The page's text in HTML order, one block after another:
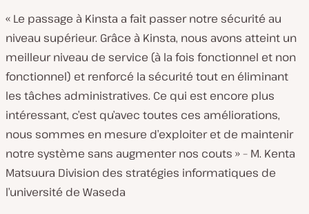
« Le passage à Kinsta a fait passer notre sécurité au
niveau supérieur. Grâce à Kinsta, nous avons atteint un
meilleur niveau de service (à la fois fonctionnel et non
fonctionnel) et renforcé la sécurité tout en éliminant
les tâches administratives. Ce qui est encore plus
intéressant, c’est qu’avec toutes ces améliorations,
nous sommes en mesure d’exploiter et de maintenir
notre système sans augmenter nos couts »– M. Kenta
Matsuura Division des stratégies informatiques de
l’université de Waseda